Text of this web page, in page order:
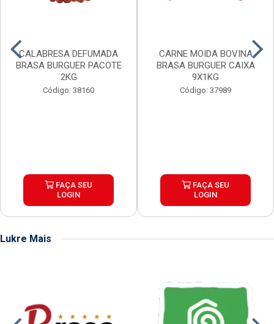
CALABRESA DEFUMADA
BRASA BURGUER PACOTE
2KG
Código: 38160
FAÇA SEU
LOGIN
CARNE MOIDA BOVINA
BRASA BURGUER CAIXA
9X1KG
Código: 37989
FAÇA SEU
LOGIN
Lukre Mais